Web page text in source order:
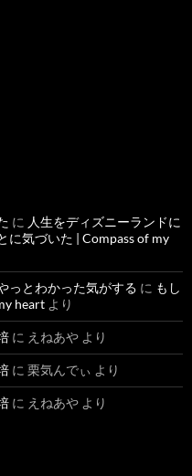
に 人生をディズニーランドに
に気づいた | Compass of my
っとわかった気がする に もし
heart より
に えねあや より
に 栗気んでぃ より
に えねあや より